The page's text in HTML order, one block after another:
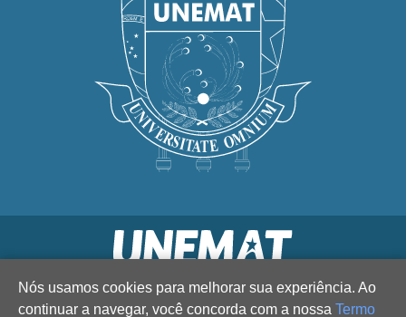
Nós usamos cookies para melhorar sua experiência. Ao
continuar a navegar, você concorda com a nossa Termo